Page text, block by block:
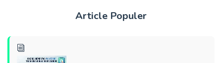
Article Populer